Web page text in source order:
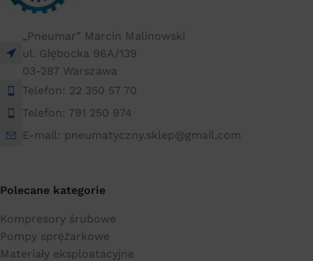
„Pneumar” Marcin Malinowski
ul. Głębocka 96A/139
03-287 Warszawa
Telefon: 22 350 57 70
Telefon: 791 250 974
E-mail: pneumatyczny.sklep@gmail.com
Polecane kategorie
Kompresory śrubowe
Pompy sprężarkowe
Materiały eksploatacyjne